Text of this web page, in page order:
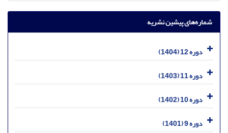
شماره‌های پیشین نشریه
دوره 12 (1404)
دوره 11 (1403)
دوره 10 (1402)
دوره 9 (1401)